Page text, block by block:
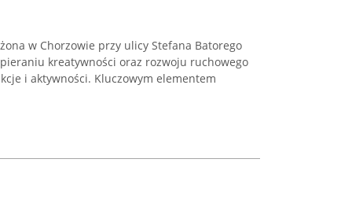
w Chorzowie przy ulicy Stefana Batorego
kreatywności oraz rozwoju ruchowego
i aktywności. Kluczowym elementem